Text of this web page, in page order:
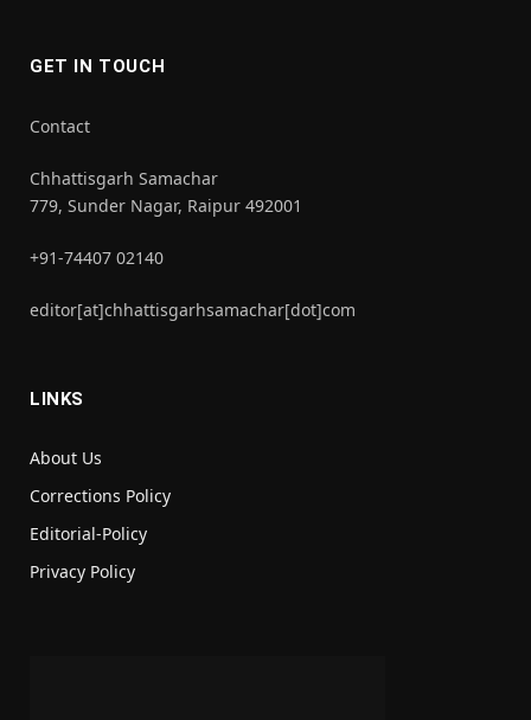
GET IN TOUCH
Contact
Chhattisgarh Samachar
779, Sunder Nagar, Raipur 492001
+91-74407 02140
editor[at]chhattisgarhsamachar[dot]com
LINKS
About Us
Corrections Policy
Editorial-Policy
Privacy Policy